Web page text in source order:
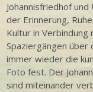
Johannisfriedhof
der Erinnerung,
Kultur in
Spaziergängen über
immer wieder die
Foto fest. Der
sind miteinander